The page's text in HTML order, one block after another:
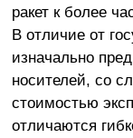
ракет к более
В отличие от
изначально
носителей, со
стоимостью
отличаются